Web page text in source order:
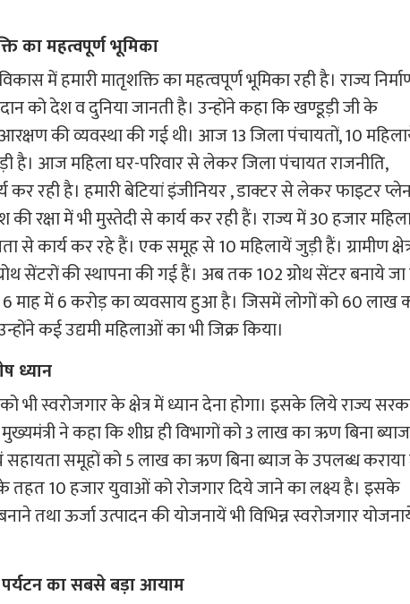
का महत्वपूर्ण भूमिका
में हमारी मातृशक्ति का महत्वपूर्ण भूमिका रही है। राज्य
को देश व दुनिया जानती है। उन्होंने कहा कि खण्डूड़ी जी के
की व्यवस्था की गई थी। आज 13 जिला पंचायतों, 10
है। आज महिला घर-परिवार से लेकर जिला पंचायत राजनीति,
कर रही है। हमारी बेटियां इंजीनियर , डाक्टर से लेकर फाइटर
रक्षा में भी मुस्तेदी से कार्य कर रही हैं। राज्य में 30 हजार
से कार्य कर रहे हैं। एक समूह से 10 महिलायें जुड़ी हैं। ग्रामीण
सेंटरों की स्थापना की गई हैं। अब तक 102 ग्रोथ सेंटर बनाये
6 माह में 6 करोड़ का व्यवसाय हुआ है। जिसमें लोगों को 60 लाख
कई उद्यमी महिलाओं का भी जिक्र किया।
ध्यान
भी स्वरोजगार के क्षेत्र में ध्यान देना होगा। इसके लिये राज्य
मुख्यमंत्री ने कहा कि शीघ्र ही विभागों को 3 लाख का ऋण बिना
समूहों को 5 लाख का ऋण बिना ब्याज के उपलब्ध कराया
के तहत 10 हजार युवाओं को रोजगार दिये जाने का लक्ष्य है। इसके
तथा ऊर्जा उत्पादन की योजनायें भी विभिन्न स्वरोजगार
का सबसे बड़ा आयाम